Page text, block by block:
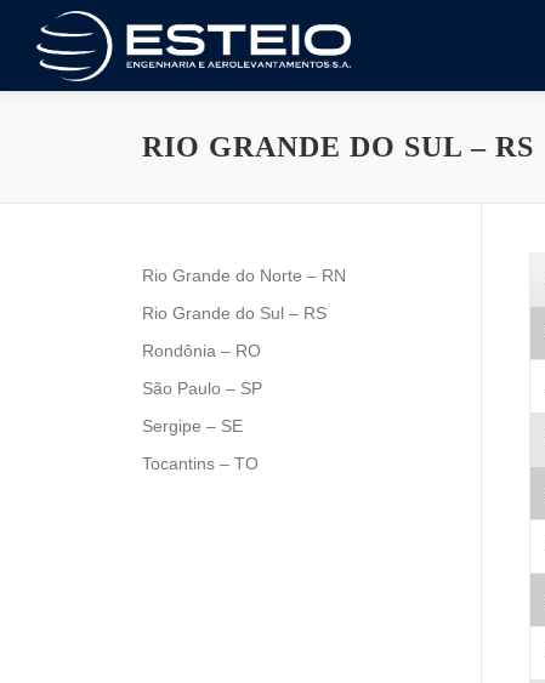
contenido
RIO GRANDE DO SUL – RS
Rio Grande do Norte – RN
Rio Grande do Sul – RS
Rondônia – RO
São Paulo – SP
Sergipe – SE
Tocantins – TO